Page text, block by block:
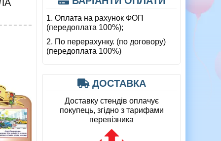
1. Оплата на рахунок ФОП
(передоплата 100%);
2. По перерахунку. (по договору)
(передоплата 100%)
ДОСТАВКА
Доставку стендів оплачує
покупець, згідно з тарифами
перевізника